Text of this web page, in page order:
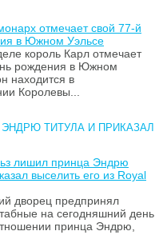
отмечает свой 77-й
в Южном Уэльсе
король Карл отмечает
рождения в Южном
находится в
Королевы...
ТИТУЛА И ПРИКАЗАЛ
лишил принца Эндрю
выселить его из Royal
дворец предпринял
на сегодняшний день
принца Эндрю,